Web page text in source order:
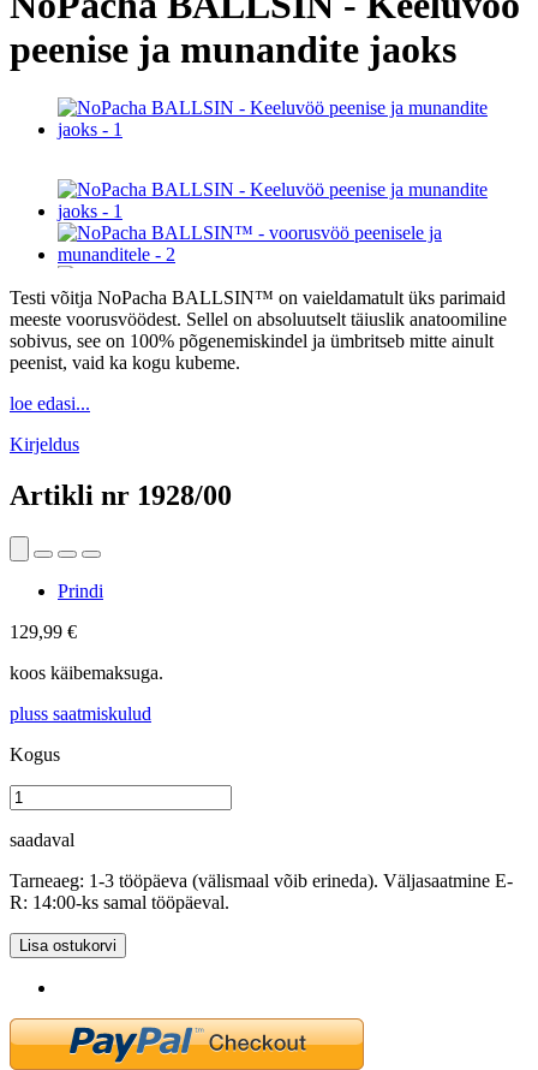
peenise ja munandite jaoks
Testi võitja NoPacha BALLSIN™ on vaieldamatult üks parimaid
meeste voorusvöödest. Sellel on absoluutselt täiuslik anatoomiline
sobivus, see on 100% põgenemiskindel ja ümbritseb mitte ainult
peenist, vaid ka kogu kubeme.
loe edasi...
Kirjeldus
Artikli nr 1928/00
Prindi
129,99 €
koos käibemaksuga.
pluss saatmiskulud
Kogus
saadaval
Tarneaeg: 1-3 tööpäeva (välismaal võib erineda). Väljasaatmine E-
R: 14:00-ks samal tööpäeval.
Lisa ostukorvi